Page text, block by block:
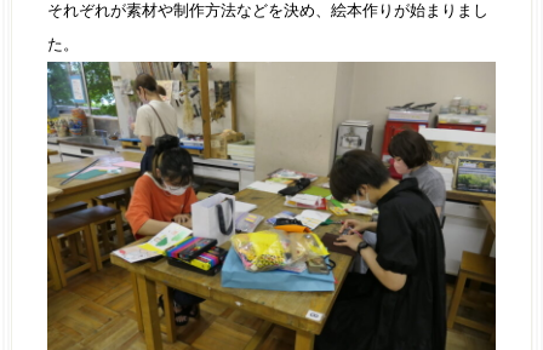
それぞれが素材や制作方法などを決め、絵本作りが始まりまし
た。